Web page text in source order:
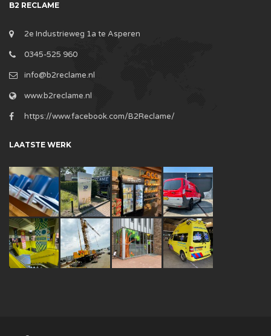
B2 RECLAME
2e Industrieweg 1a te Asperen
0345-525 960
info@b2reclame.nl
www.b2reclame.nl
https://www.facebook.com/B2Reclame/
LAATSTE WERK